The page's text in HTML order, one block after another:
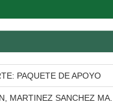
PAQUETE DE APOYO
MARTINEZ SANCHEZ